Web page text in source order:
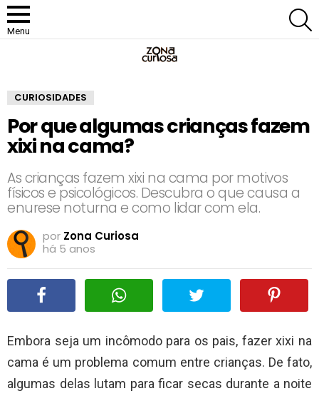
Menu
CURIOSIDADES
Por que algumas crianças fazem
xixi na cama?
As crianças fazem xixi na cama por motivos
físicos e psicológicos. Descubra o que causa a
enurese noturna e como lidar com ela.
por Zona Curiosa
há 5 anos
Embora seja um incômodo para os pais, fazer xixi na
cama é um problema comum entre crianças. De fato,
algumas delas lutam para ficar secas durante a noite